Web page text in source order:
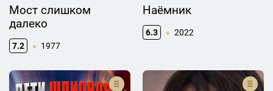
Мост слишком
далеко
7.2 1977
Наёмник
6.3 2022